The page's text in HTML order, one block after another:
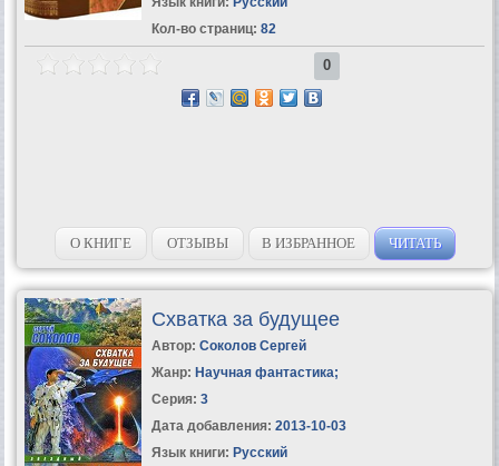
Кол-во страниц: 82
0
О КНИГЕ ОТЗЫВЫ В ИЗБРАННОЕ ЧИТАТЬ
Схватка за будущее
Автор: Соколов Сергей
Жанр: Научная фантастика;
Серия: 3
Дата добавления: 2013-10-03
Язык книги: Русский